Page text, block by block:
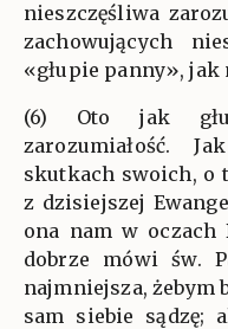
nieszczęśliwa
zachowujących
«głupie panny»,
(6) Oto jak
zarozumiałość.
skutkach swoich, o
z dzisiejszej
ona nam w oczach
dobrze mówi św.
najmniejsza, żebym
sam siebie sądzę;